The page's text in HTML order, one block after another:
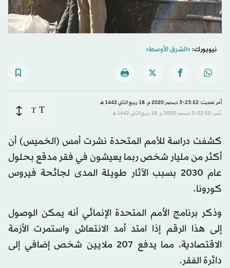
نيويورك:«الشرق الأوسط»
آخر تحديث: 23:52-3 ديسمبر 2020 م ـ 18 ربيع الثاني 1442 هـ
نُشر: 22:50-3 ديسمبر 2020 م ـ 18 ربيع الثاني 1442 هـ
T
T
كشفت دراسة للأمم المتحدة نشرت أمس (الخميس) أن
أكثر من مليار شخص ربما يعيشون في فقر مدقع بحلول
عام 2030 بسبب الآثار طويلة المدى لجائحة فيروس
كورونا.
وذكر برنامج الأمم المتحدة الإنمائي أنه يمكن الوصول
إلى هذا الرقم إذا امتد أمد الانتعاش واستمرت الأزمة
الاقتصادية، مما يدفع 207 ملايين شخص إضافي إلى
دائرة الفقر.